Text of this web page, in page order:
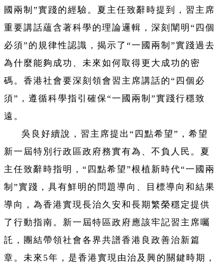
國兩制”實踐的經驗。夏主任致辭時提到，習主席
重要講話蘊含著科學的理論邏輯，深刻闡明“四個
必須”的規律性認識，揭示了“一國兩制”實踐過去
為什麼能夠成功、未來如何取得更大成功的密
碼。香港社會要深刻領會習主席講話的“四個必
須”，遵循科學指引確保“一國兩制”實踐行穩致
遠。
吳良好續說，習主席提出“四點希望”，希望
新一屆特別行政區政府務實有為、不負人民。夏
主任致辭時指明，“四點希望”根植新時代“一國兩
制”實踐，具有鮮明的問題導向、目標導向和結果
導向，為香港實現長治久安和長期繁榮穩定提供
了行動指南。新一屆特區政府應該牢記習主席囑
託，團結帶領社會各界共譜香港良政善治新篇
章。未來5年，是香港實現由治及興的關鍵時期，